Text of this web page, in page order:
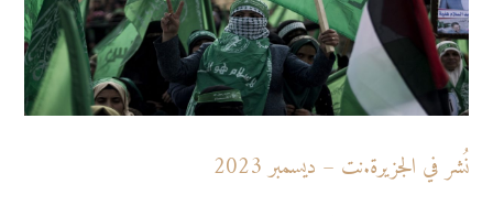
نُشر في الجزيرة.نت – ديسمبر 2023